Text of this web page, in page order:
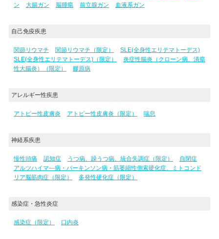
ン
大腸ガン 脳腫瘍 前立腺ガン 血液系ガン
自己免疫疾患
関節リウマチ 関節リウマチ（限定）
SLE(全身性エリテマトーデス)
SLE(全身性エリテマトーデス)（限定）
炎症性腸炎（クローン病、潰瘍
性大腸炎）（限定）
膠原病
アレルギー性疾患
アトピー性皮膚炎 アトピー性皮膚炎（限定） 喘息
神経系疾患
慢性頭痛 認知症 うつ病、躁うつ病、統合失調症（限定）
自閉症
アルツハイマ―病・パーキンソン病・筋萎縮性側索硬化症、ミトコンド
リア脳筋肉症（限定）
多発性硬化症（限定）
感染症・急性炎症
感染症（限定） 口内炎